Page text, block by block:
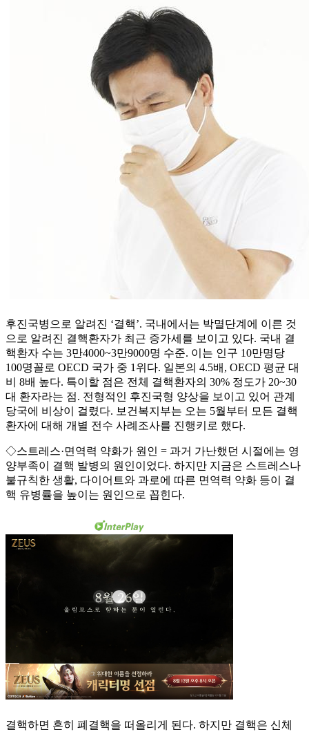
후진국병으로 알려진 ‘결핵’. 국내에서는 박멸단계에 이른 것
으로 알려진 결핵환자가 최근 증가세를 보이고 있다. 국내 결
핵환자 수는 3만4000~3만9000명 수준. 이는 인구 10만명당
100명꼴로 OECD 국가 중 1위다. 일본의 4.5배, OECD 평균 대
비 8배 높다. 특이할 점은 전체 결핵환자의 30% 정도가 20~30
대 환자라는 점. 전형적인 후진국형 양상을 보이고 있어 관계
당국에 비상이 걸렸다. 보건복지부는 오는 5월부터 모든 결핵
환자에 대해 개별 전수 사례조사를 진행키로 했다.
◇스트레스·면역력 약화가 원인 = 과거 가난했던 시절에는 영
양부족이 결핵 발병의 원인이었다. 하지만 지금은 스트레스나
불규칙한 생활, 다이어트와 과로에 따른 면역력 약화 등이 결
핵 유병률을 높이는 원인으로 꼽힌다.
결핵하면 흔히 폐결핵을 떠올리게 된다. 하지만 결핵은 신체